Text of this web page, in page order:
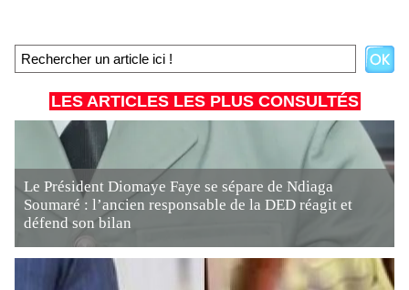
LES ARTICLES LES PLUS CONSULTÉS
Le Président Diomaye Faye se sépare de Ndiaga
Soumaré : l’ancien responsable de la DED réagit et
défend son bilan